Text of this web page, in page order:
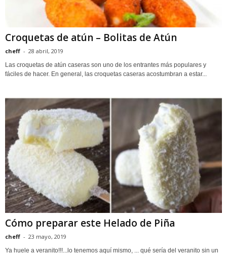
Croquetas de atún – Bolitas de Atún
cheff - 28 abril, 2019
Las croquetas de atún caseras son uno de los entrantes más populares y
fáciles de hacer. En general, las croquetas caseras acostumbran a estar...
Cómo preparar este Helado de Piña
cheff - 23 mayo, 2019
Ya huele a veranito!!!...lo tenemos aquí mismo, ... qué sería del veranito sin un